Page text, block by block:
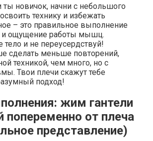
ты новичок, начни с небольшого
технику и избежать
– это правильное выполнение
и ощущение работы мышц.
и не переусердствуй!
сделать меньше повторений,
техникой, чем много, но с
Твои плечи скажут тебе
подход!
жим гантели
попеременно от плеча
представление)